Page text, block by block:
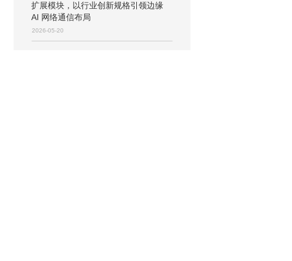
扩展模块，以行业创新规格引领边缘
AI 网络通信布局
2026-05-20